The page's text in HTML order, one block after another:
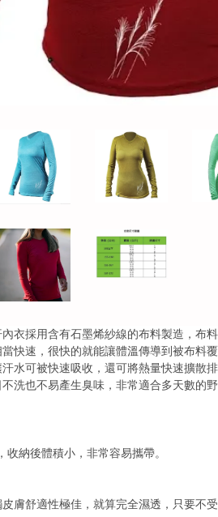
衣採用含有石墨烯紗線的布料製造，布
快速，很快的就能讓體溫傳導到被布料
水可被快速吸收，還可將熱量快速擴散
洗也不易產生臭味，非常適合多天數的野
收納後體積小，非常容易攜帶。
膚舒適性極佳，就算完全濕透，只要不